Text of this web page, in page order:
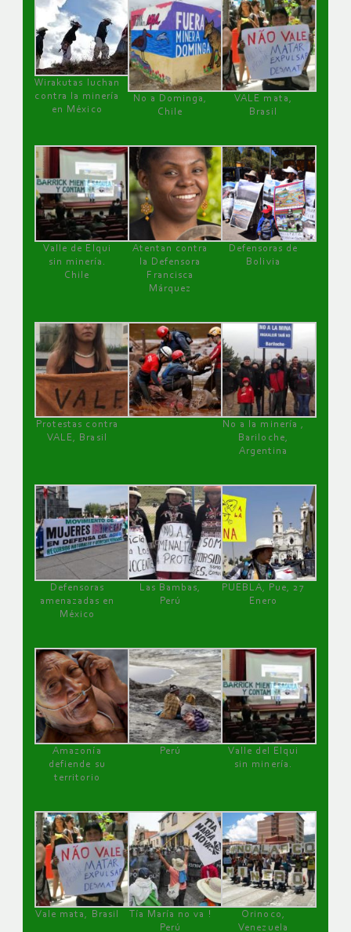
Wirakutas luchan
contra la minería
en México
No a Dominga,
Chile
VALE mata,
Brasil
Valle de Elqui
sin minería.
Chile
Atentan contra
la Defensora
Francisca
Márquez
Defensoras de
Bolivia
Protestas contra
VALE, Brasil
No a la minería ,
Bariloche,
Argentina
Defensoras
amenazadas en
México
Las Bambas,
Perú
PUEBLA, Pue, 27
Enero
Amazonía
defiende su
territorio
Perú
Valle del Elqui
sin minería.
Vale mata, Brasil
Tía María no va !
Perú
Orinoco,
Venezuela